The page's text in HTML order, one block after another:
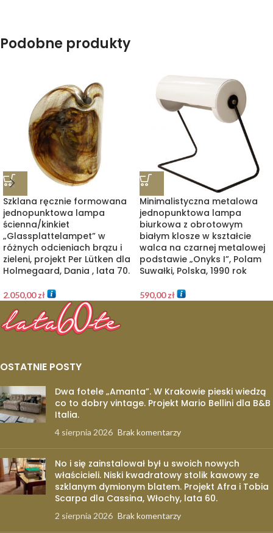
Podobne produkty
Szklana ręcznie formowana
jednopunktowa lampa
ścienna/kinkiet
„Glassplattelampet” w
różnych odcieniach brązu i
zieleni, projekt Per Lütken dla
Holmegaard, Dania , lata 70.
2.050,00zł
Minimalistyczna metalowa
jednopunktowa lampa
biurkowa z obrotowym
białym klosze w kształcie
walca na czarnej metalowej
podstawie „Onyks I”, Polam
Suwałki, Polska, 1990 rok
590,00zł
OSTATNIE POSTY
Dwa fotele „Amanta”. W Krakowie pieski wiedzą
co to dobry vintage. Projekt Mario Bellini dla B&B
Italia.
4 sierpnia 2026 Brak komentarzy
No i się zainstalował był u swoich nowych
właścicieli. Niski kwadratowy stolik kawowy ze
szklanym dymionym blatem. Projekt Afra i Tobia
Scarpa dla Cassina, Włochy, lata 60.
2 sierpnia 2026 Brak komentarzy